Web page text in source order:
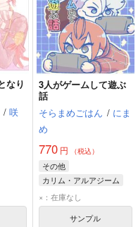
なり
/ 咲
ト
3人がゲームして遊ぶ
話
そらまめごはん / にま
め
770円 （税込）
その他
カリム・アルアジーム
リドル・ローズハート
アズール・アーシェングロット
×：在庫なし
サンプル